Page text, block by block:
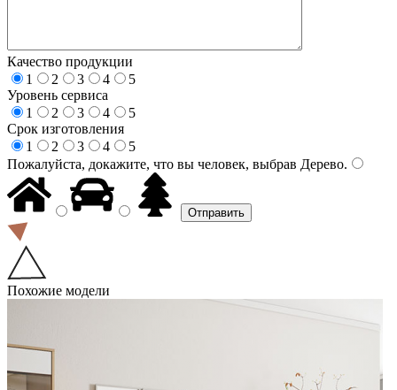
Качество продукции
1
2 3 4
5
Уровень сервиса
1
2 3 4
5
Срок изготовления
1
2 3 4
5
Пожалуйста, докажите, что вы человек, выбрав Дерево.
Похожие модели